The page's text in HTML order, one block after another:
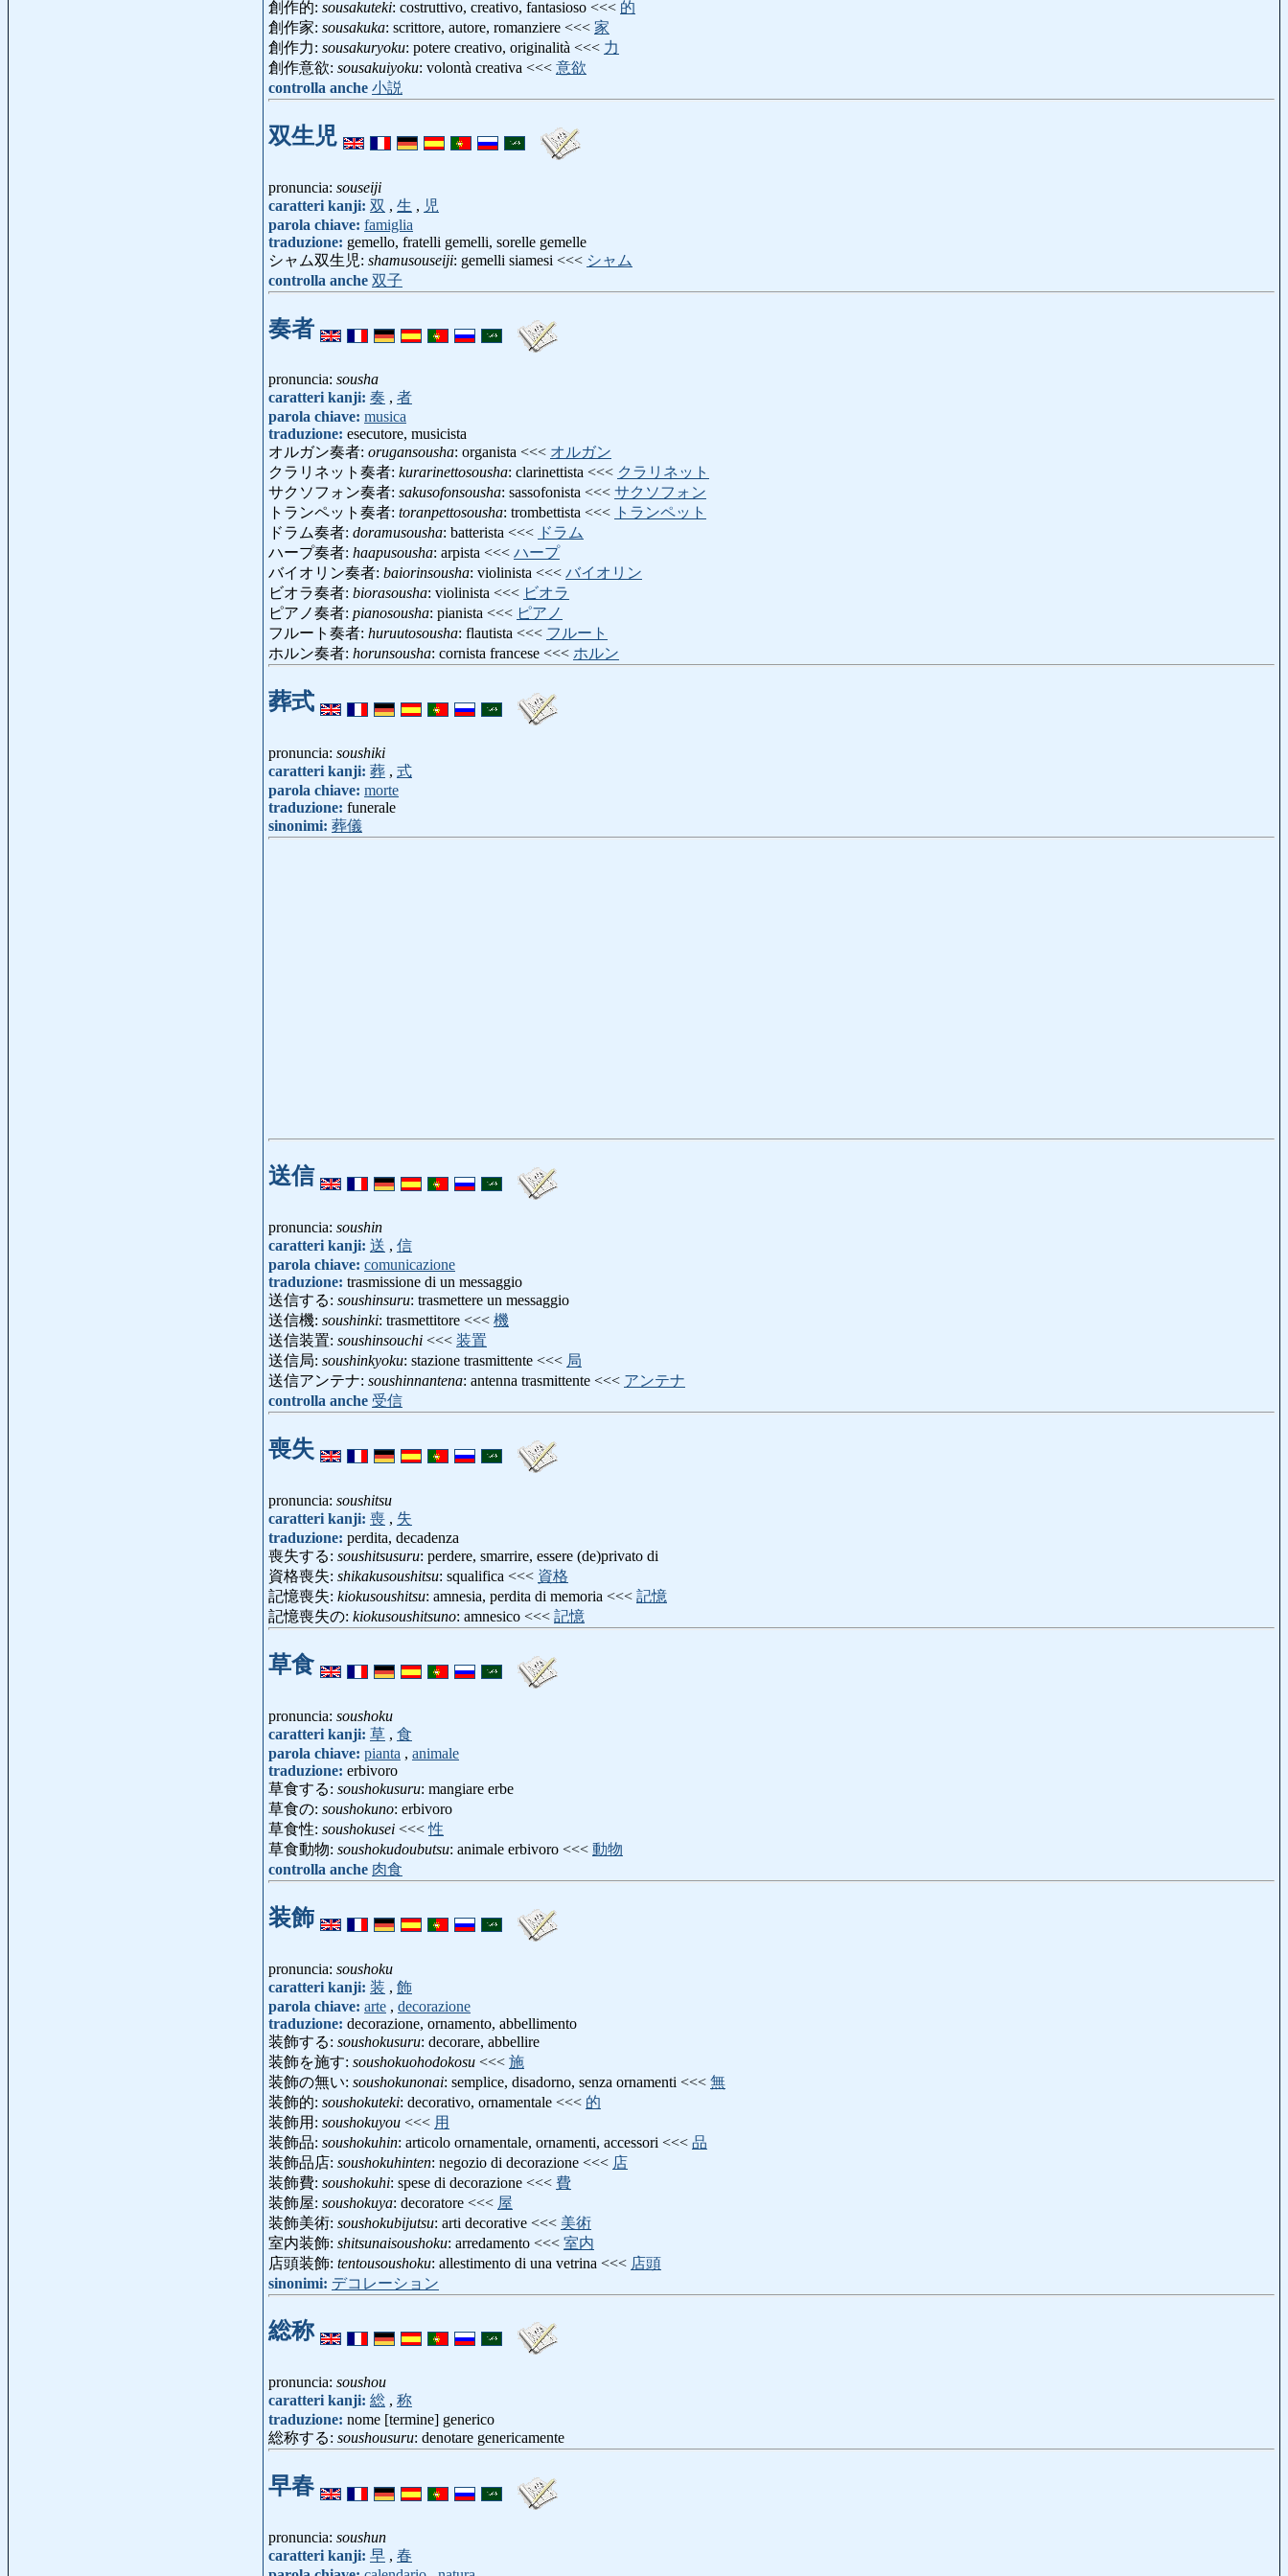
創作的: sousakuteki: costruttivo, creativo, fantasioso <<< 的
創作家: sousakuka: scrittore, autore, romanziere <<< 家
創作力: sousakuryoku: potere creativo, originalità <<< 力
創作意欲: sousakuiyoku: volontà creativa <<< 意欲
controlla anche 小説
双生児
pronuncia: souseiji
caratteri kanji: 双 , 生 , 児
parola chiave: famiglia
traduzione: gemello, fratelli gemelli, sorelle gemelle
シャム双生児: shamusouseiji: gemelli siamesi <<< シャム
controlla anche 双子
奏者
pronuncia: sousha
caratteri kanji: 奏 , 者
parola chiave: musica
traduzione: esecutore, musicista
オルガン奏者: orugansousha: organista <<< オルガン
クラリネット奏者: kurarinettosousha: clarinettista <<< クラリネット
サクソフォン奏者: sakusofonsousha: sassofonista <<< サクソフォン
トランペット奏者: toranpettosousha: trombettista <<< トランペット
ドラム奏者: doramusousha: batterista <<< ドラム
ハープ奏者: haapusousha: arpista <<< ハープ
バイオリン奏者: baiorinsousha: violinista <<< バイオリン
ビオラ奏者: biorasousha: violinista <<< ビオラ
ピアノ奏者: pianosousha: pianista <<< ピアノ
フルート奏者: huruutosousha: flautista <<< フルート
ホルン奏者: horunsousha: cornista francese <<< ホルン
葬式
pronuncia: soushiki
caratteri kanji: 葬 , 式
parola chiave: morte
traduzione: funerale
sinonimi: 葬儀
送信
pronuncia: soushin
caratteri kanji: 送 , 信
parola chiave: comunicazione
traduzione: trasmissione di un messaggio
送信する: soushinsuru: trasmettere un messaggio
送信機: soushinki: trasmettitore <<< 機
送信装置: soushinsouchi <<< 装置
送信局: soushinkyoku: stazione trasmittente <<< 局
送信アンテナ: soushinnantena: antenna trasmittente <<< アンテナ
controlla anche 受信
喪失
pronuncia: soushitsu
caratteri kanji: 喪 , 失
traduzione: perdita, decadenza
喪失する: soushitsusuru: perdere, smarrire, essere (de)privato di
資格喪失: shikakusoushitsu: squalifica <<< 資格
記憶喪失: kiokusoushitsu: amnesia, perdita di memoria <<< 記憶
記憶喪失の: kiokusoushitsuno: amnesico <<< 記憶
草食
pronuncia: soushoku
caratteri kanji: 草 , 食
parola chiave: pianta , animale
traduzione: erbivoro
草食する: soushokusuru: mangiare erbe
草食の: soushokuno: erbivoro
草食性: soushokusei <<<性
草食動物: soushokudoubutsu: animale erbivoro <<< 動物
controlla anche 肉食
装飾
pronuncia: soushoku
caratteri kanji: 装 , 飾
parola chiave: arte , decorazione
traduzione: decorazione, ornamento, abbellimento
装飾する: soushokusuru: decorare, abbellire
装飾を施す: soushokuohodokosu <<< 施
装飾の無い: soushokunonai: semplice, disadorno, senza ornamenti <<< 無
装飾的: soushokuteki: decorativo, ornamentale <<< 的
装飾用: soushokuyou <<< 用
装飾品: soushokuhin: articolo ornamentale, ornamenti, accessori <<< 品
装飾品店: soushokuhinten: negozio di decorazione <<< 店
装飾費: soushokuhi: spese di decorazione <<< 費
装飾屋: soushokuya: decoratore <<< 屋
装飾美術: soushokubijutsu: arti decorative <<< 美術
室内装飾: shitsunaisoushoku: arredamento <<< 室内
店頭装飾: tentousoushoku: allestimento di una vetrina <<< 店頭
sinonimi: デコレーション
総称
pronuncia: soushou
caratteri kanji: 総 , 称
traduzione: nome [termine] generico
総称する: soushousuru: denotare genericamente
早春
pronuncia: soushun
caratteri kanji: 早 , 春